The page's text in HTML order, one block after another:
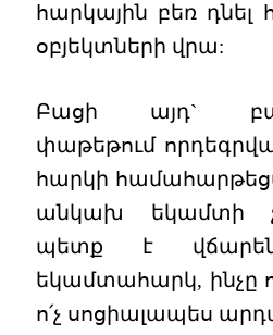
հարկային բեռ դնել
օբյեկտների վրա:
Բացի այդ`
փաթեթում
հարկի
անկախ եկամտի
պետք է
եկամտահարկ, ինչը
ո՛չ սոցիալապես